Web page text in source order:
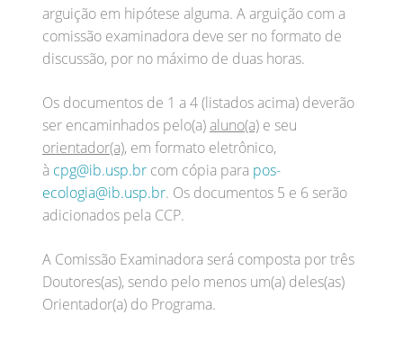
arguição em hipótese alguma. A arguição com a
comissão examinadora deve ser no formato de
discussão, por no máximo de duas horas.
Os documentos de 1 a 4 (listados acima) deverão
ser encaminhados pelo(a)aluno(a) e seu
orientador(a), em formato eletrônico,
à cpg@ib.usp.br com cópia para pos-
ecologia@ib.usp.br. Os documentos 5 e 6 serão
adicionados pela CCP.
A Comissão Examinadora será composta por três
Doutores(as), sendo pelo menos um(a) deles(as)
Orientador(a) do Programa.